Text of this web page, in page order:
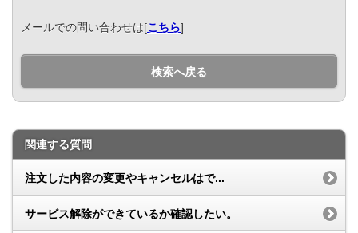
メールでの問い合わせは[こちら]
検索へ戻る
関連する質問
注文した内容の変更やキャンセルはで...
サービス解除ができているか確認したい。